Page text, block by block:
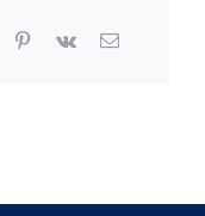
Pinterest
Vk Email